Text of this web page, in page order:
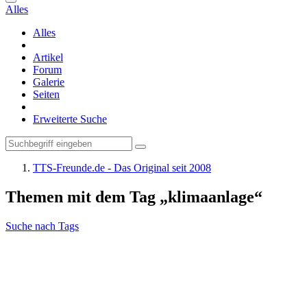
Alles
Alles
Artikel
Forum
Galerie
Seiten
Erweiterte Suche
TTS-Freunde.de - Das Original seit 2008
Themen mit dem Tag „klimaanlage“
Suche nach Tags